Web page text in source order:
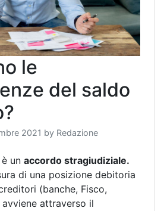
le
del saldo
2021 by Redazione
è un accordo stragiudiziale.
di una posizione debitoria
(banche, Fisco,
attraverso il